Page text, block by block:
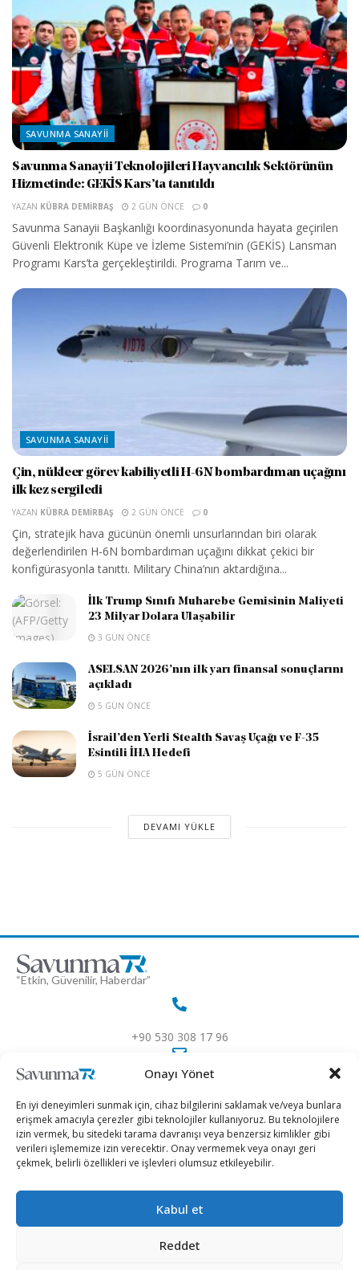
Onayı Yönet
En iyi deneyimleri sunmak için, cihaz bilgilerini saklamak ve/veya bunlara
erişmek amacıyla çerezler gibi teknolojiler kullanıyoruz. Bu teknolojilere
izin vermek, bu sitedeki tarama davranışı veya benzersiz kimlikler gibi
verileri işlememize izin verecektir. Onay vermemek veya onayı geri
çekmek, belirli özellikleri ve işlevleri olumsuz etkileyebilir.
Kabul et
Reddet
SAVUNMA SANAYII
Savunma Sanayii Teknolojileri Hayvancılık Sektörünün
Hizmetinde: GEKİS Kars’ta tanıtıldı
YAZAN KÜBRA DEMIRBAŞ 2 GÜN ÖNCE 0
Savunma Sanayii Başkanlığı koordinasyonunda hayata geçirilen
Güvenli Elektronik Küpe ve İzleme Sistemi’nin (GEKİS) Lansman
Programı Kars’ta gerçekleştirildi. Programa Tarım ve...
SAVUNMA SANAYII
Çin, nükleer görev kabiliyetli H-6N bombardıman uçağını
ilk kez sergiledi
YAZAN KÜBRA DEMIRBAŞ 2 GÜN ÖNCE 0
Çin, stratejik hava gücünün önemli unsurlarından biri olarak
değerlendirilen H-6N bombardıman uçağını dikkat çekici bir
konfigürasyonla tanıttı. Military China’nın aktardığına...
İlk Trump Sınıfı Muharebe Gemisinin Maliyeti
23 Milyar Dolara Ulaşabilir
3 GÜN ÖNCE
ASELSAN 2026’nın ilk yarı finansal sonuçlarını
açıkladı
5 GÜN ÖNCE
İsrail’den Yerli Stealth Savaş Uçağı ve F-35
Esintili İHA Hedefi
5 GÜN ÖNCE
DEVAMI YÜKLE
“Etkin, Güvenilir, Haberdar”
+90 530 308 17 96
2026 © Savunma TR. Tüm Hakları Saklıdır.
Savunma Sanayii
Siber Güvenlik
Teknoloji